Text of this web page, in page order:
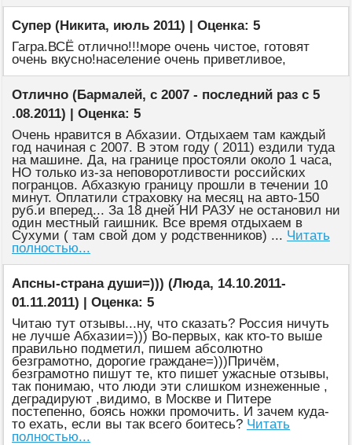
Супер (Никита, июль 2011) | Оценка: 5
Гагра.ВСЁ отлично!!!море очень чистое, готовят
очень вкусно!население очень приветливое,
Отлично (Бармалей, с 2007 - последний раз с 5
.08.2011) | Оценка: 5
Очень нравится в Абхазии. Отдыхаем там каждый
год начиная с 2007. В этом году ( 2011) ездили туда
на машине. Да, на границе простояли около 1 часа,
НО только из-за неповоротливости российских
погранцов. Абхазкую границу прошли в течении 10
минут. Оплатили страховку на месяц на авто-150
руб.и вперед... За 18 дней НИ РАЗУ не остановил ни
один местный гаишник. Все время отдыхаем в
Сухуми ( там свой дом у родственников) ... Читать
полностью...
Апсны-страна души=))) (Люда, 14.10.2011-
01.11.2011) | Оценка: 5
Читаю тут отзывы...ну, что сказать? Россия ничуть
не лучше Абхазии=))) Во-первых, как кто-то выше
правильно подметил, пишем абсолютно
безграмотно, дорогие граждане=)))Причём,
безграмотно пишут те, кто пишет ужасные отзывы,
так понимаю, что люди эти слишком изнеженные ,
деградируют ,видимо, в Москве и Питере
постепенно, боясь ножки промочить. И зачем куда-
то ехать, если вы так всего боитесь? Читать
полностью...